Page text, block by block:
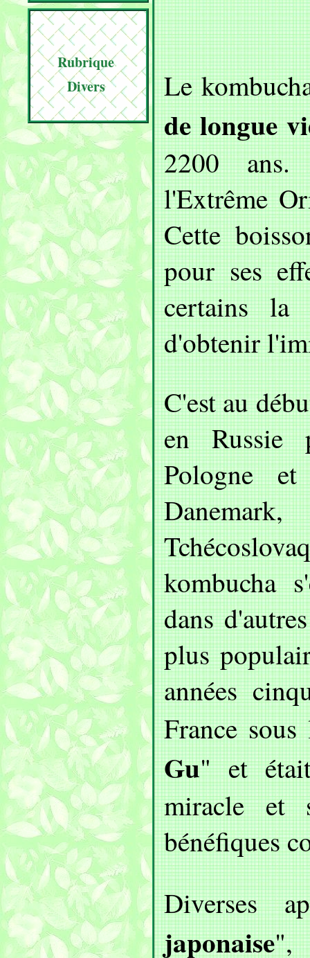
Rubrique
Divers
Le
de longue
2200
l'Extrême
Cette
pour ses
certains la
d'obtenir
C'est au
en Russie
Pologne
kombucha
dans
plus
années
France
Gu" et était
miracle et
bénéfiques
Diverses
japonaise",